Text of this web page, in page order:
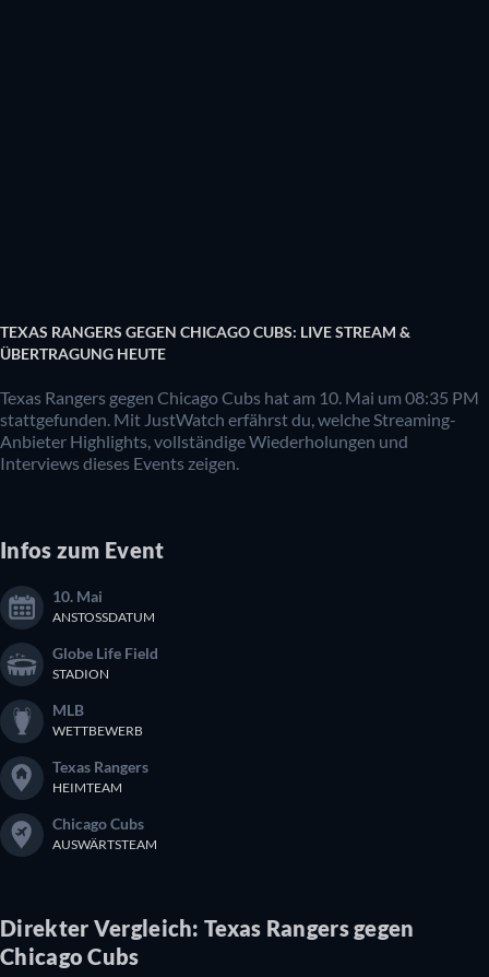
TEXAS RANGERS GEGEN CHICAGO CUBS: LIVE STREAM &
ÜBERTRAGUNG HEUTE
Texas Rangers gegen Chicago Cubs hat am 10. Mai um 08:35 PM
stattgefunden. Mit JustWatch erfährst du, welche Streaming-
Anbieter Highlights, vollständige Wiederholungen und
Interviews dieses Events zeigen.
Infos zum Event
10. Mai
ANSTOSSDATUM
Globe Life Field
STADION
MLB
WETTBEWERB
Texas Rangers
HEIMTEAM
Chicago Cubs
AUSWÄRTSTEAM
Direkter Vergleich: Texas Rangers gegen
Chicago Cubs